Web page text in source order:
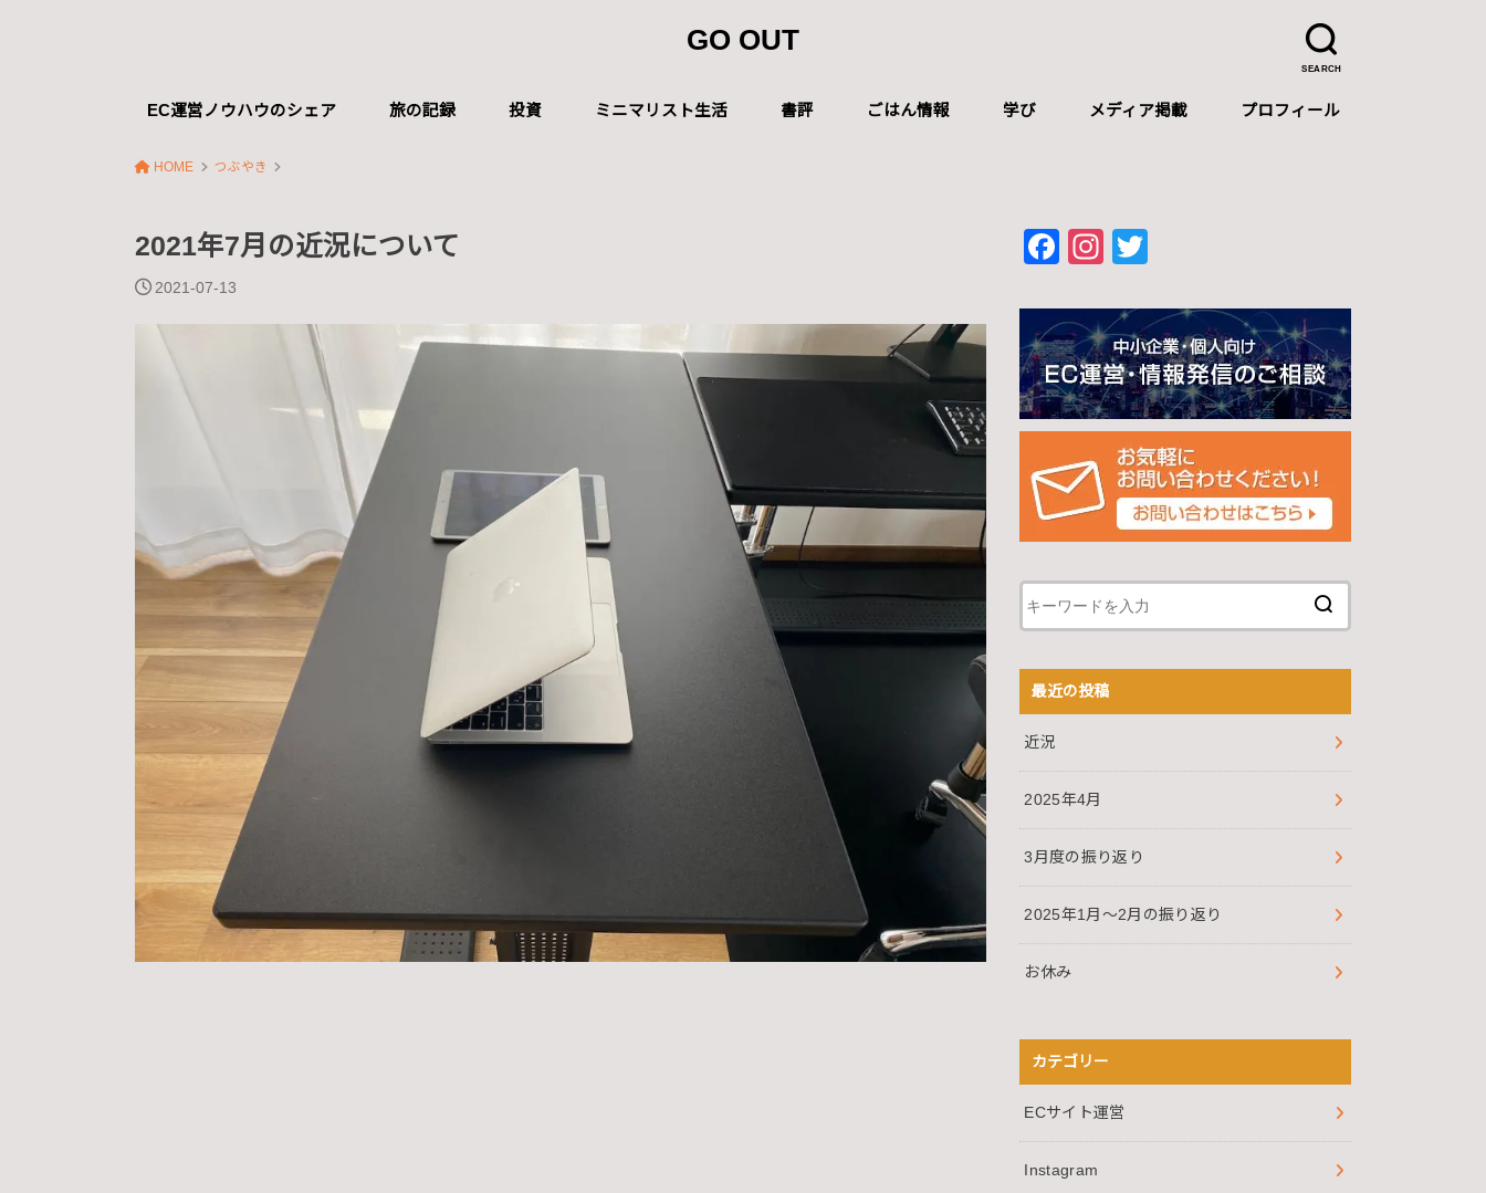
SEARCH
GO OUT
EC運営ノウハウのシェア 旅の記録 投資 ミニマリスト生活 書評 ごはん情報 学び メディア掲載 プロフィール
HOME つぶやき
2021年7月の近況について
2021-07-13
F
c
e
b
o
o
k
In
a
gr
a
m
tt
er
最近の投稿
近況
2025年4月
3月度の振り返り
2025年1月～2月の振り返り
お休み
カテゴリー
ECサイト運営
Instagram